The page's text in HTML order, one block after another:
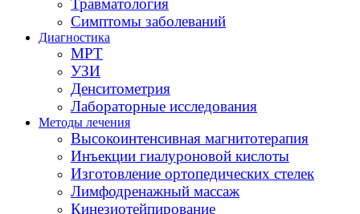
Травматология
Симптомы заболеваний
Диагностика
МРТ
УЗИ
Денситометрия
Лабораторные исследования
Методы лечения
Высокоинтенсивная магнитотерапия
Инъекции гиалуроновой кислоты
Изготовление ортопедических стелек
Лимфодренажный массаж
Кинезиотейпирование